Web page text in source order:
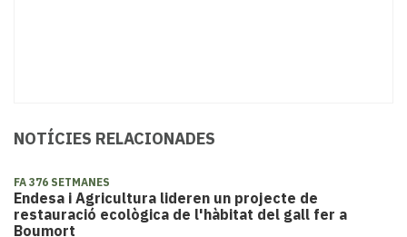
NOTÍCIES RELACIONADES
FA 376 SETMANES
Endesa i Agricultura lideren un projecte de
restauració ecològica de l'hàbitat del gall fer a
Boumort